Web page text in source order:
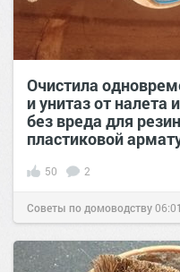
Очистила
и унитаз от
без вреда для
пластиковой
50 2
Советы по домоводству06:01